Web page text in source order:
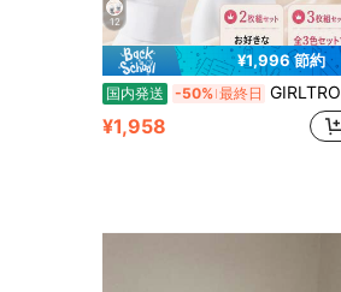
12
¥1,996 節約
国内発送 -50% 最終日 GIRLTROVE レディース ブラトップ チューブトップ リブ厚手一体カップ 盛れる漫画胸 美背 ズレ落ちないノンワイヤー 脇肉集胸インナーセット
¥1,958